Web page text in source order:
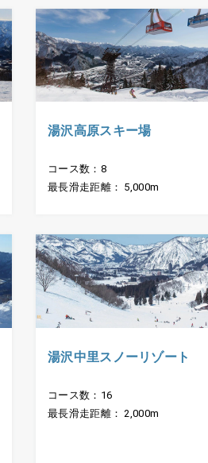
湯沢高原スキー場
コース数：8
最長滑走距離： 5,000m
湯沢中里スノーリゾート
コース数：16
最長滑走距離： 2,000m